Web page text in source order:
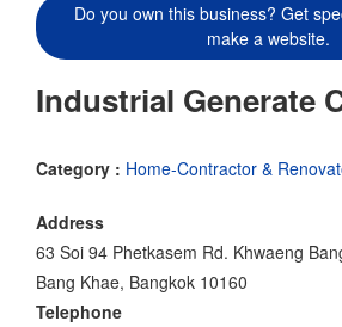
Do you own this business? Get
make a website.
Industrial Generate
Category : Home-Contractor &
Address
63 Soi 94 Phetkasem Rd. Khwaeng
Bang Khae, Bangkok 10160
Telephone